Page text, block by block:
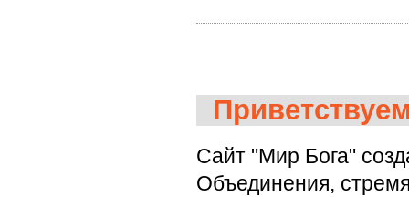
Cайт "Мир Бога"
Объединения,